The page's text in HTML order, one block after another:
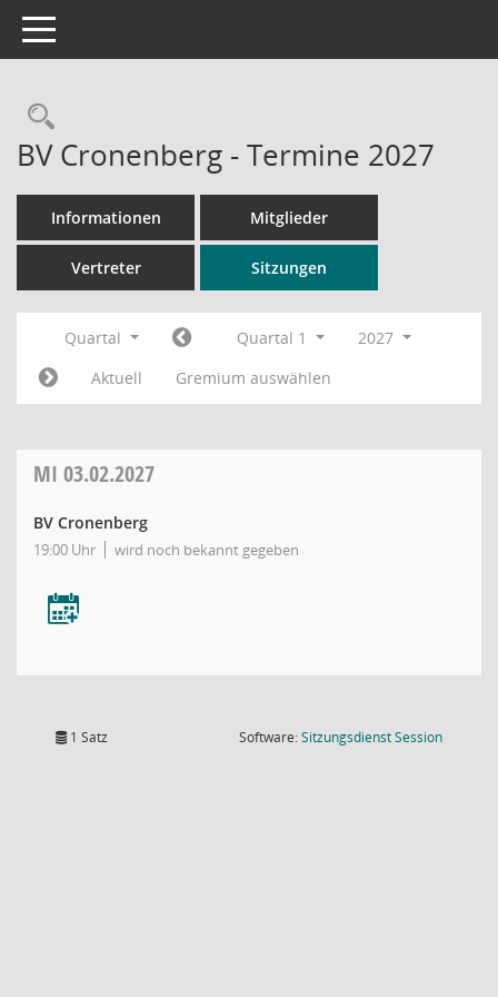
Toggle navigation
Rechercheauswahl
BV Cronenberg - Termine 2027
Informationen Mitglieder
Vertreter Sitzungen
Quartal Quartal 1
2027
Aktuell
Gremium auswählen
MI 03.02.2027
BV Cronenberg
19:00 Uhr wird noch bekannt gegeben
1 Satz Software:SitzungsdienstSession(Wird in